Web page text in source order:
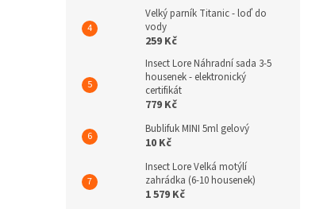
Velký parník Titanic - loď do
vody
259 Kč
Insect Lore Náhradní sada 3-5
housenek - elektronický
certifikát
779 Kč
Bublifuk MINI 5ml gelový
10 Kč
Insect Lore Velká motýlí
zahrádka (6-10 housenek)
1 579 Kč